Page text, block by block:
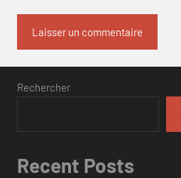
Rechercher
Recent Posts